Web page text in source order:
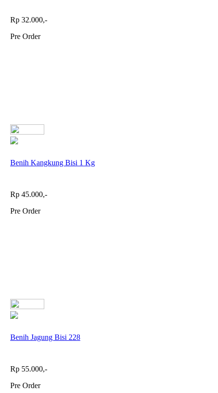
Rp 32.000,-
Pre Order
Benih Kangkung Bisi 1 Kg
Rp 45.000,-
Pre Order
Benih Jagung Bisi 228
Rp 55.000,-
Pre Order